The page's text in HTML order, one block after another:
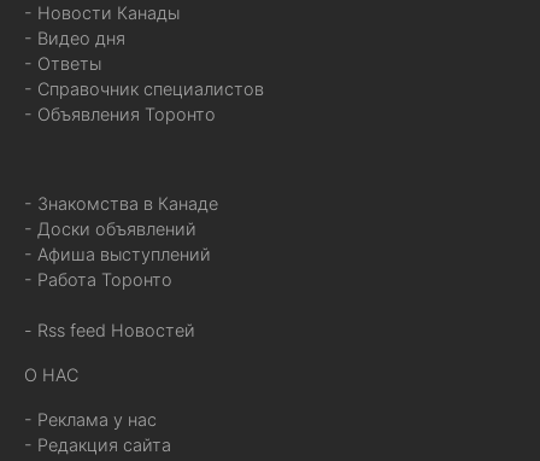
- Новости Канады
- Видео дня
- Ответы
- Справочник специалистов
- Объявления Торонто
- Знакомства в Канаде
- Доски объявлений
- Афиша выступлений
- Работа Торонто
- Rss feed Новостей
О НАС
- Реклама у нас
- Редакция сайта